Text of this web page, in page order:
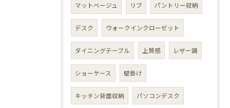
マットベージュ リブ パントリー収納
デスク ウォークインクローゼット
ダイニングテーブル 上質感 レザー調
ショーケース 壁掛け
キッチン背面収納 パソコンデスク